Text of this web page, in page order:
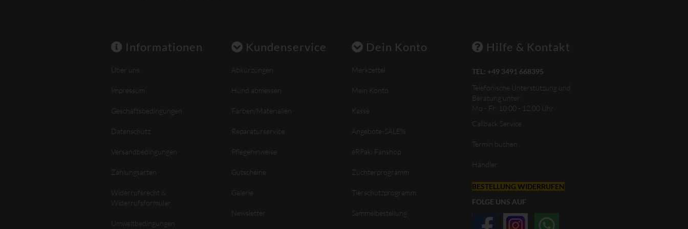
Informationen
Über uns
Impressum
Geschäftsbedingungen
Datenschutz
Versandbedingungen
Zahlungsarten
Widerrufsrecht &
Widerrufsformular
Umweltbedingungen
Kundenservice
Abkürzungen
Hund abmessen
Farben/Materialien
Reparaturservice
Pflegehinweise
Gutscheine
Galerie
Newsletter
Dein Konto
Merkzettel
Mein Konto
Kasse
Angebote-SALE%
eRPaki Fanshop
Züchterprogramm
Tierschutzprogramm
Sammelbestellung
Hilfe & Kontakt
TEL: +49 3491 668395
Telefonische Unterstützung und
Beratung unter:
Mo - Fr: 10:00 - 12:00 Uhr
Callback Service
Termin buchen
Händler
BESTELLUNG WIDERRUFEN
FOLGE UNS AUF